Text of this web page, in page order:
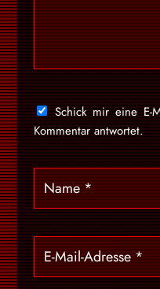
Schick mir eine E-
Kommentar antwortet.